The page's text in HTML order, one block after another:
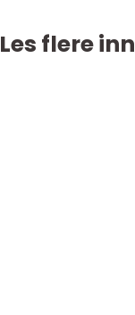
Les flere